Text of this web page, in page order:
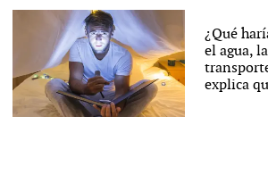
¿Qué
el agua,
explica